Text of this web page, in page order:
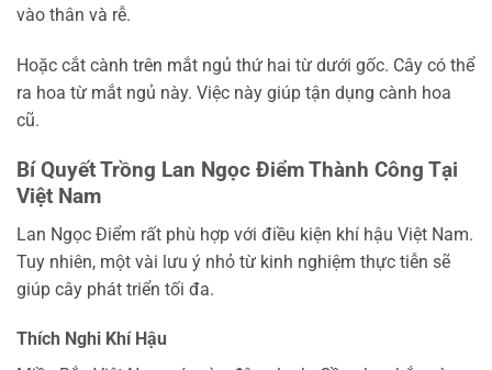
vào thân và rễ.
Hoặc cắt cành trên mắt ngủ thứ hai từ dưới gốc. Cây có thể
ra hoa từ mắt ngủ này. Việc này giúp tận dụng cành hoa
cũ.
Bí Quyết Trồng Lan Ngọc Điểm Thành Công Tại
Việt Nam
Lan Ngọc Điểm rất phù hợp với điều kiện khí hậu Việt Nam.
Tuy nhiên, một vài lưu ý nhỏ từ kinh nghiệm thực tiễn sẽ
giúp cây phát triển tối đa.
Thích Nghi Khí Hậu